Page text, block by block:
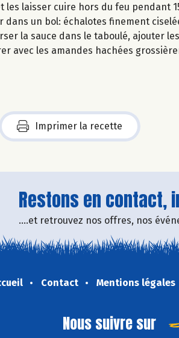
les laisser cuire hors du feu pendant
dans un bol: échalotes finement
la sauce dans le taboulé, ajouter
avec les amandes hachées
Imprimer la recette
Restons en contact,
....et retrouvez nos offres, nos
Contact Mentions légales
Nous suivre sur